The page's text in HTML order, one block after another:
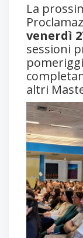
La
venerdì
sessioni
altri